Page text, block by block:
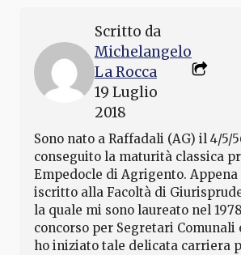
Scritto da
Michelangelo
La Rocca
19 Luglio
2018
Sono nato a Raffadali (AG) il 4/5/
conseguito la maturità classica
Empedocle di Agrigento.
iscritto alla Facoltà di
la quale mi sono laureato nel
concorso per Segretari
ho iniziato tale delicata carriera